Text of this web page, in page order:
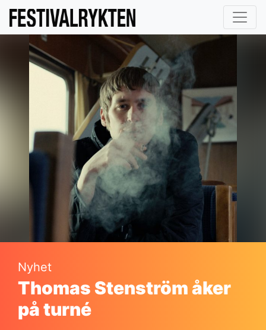
Nyhet
Thomas Stenström åker
på turné